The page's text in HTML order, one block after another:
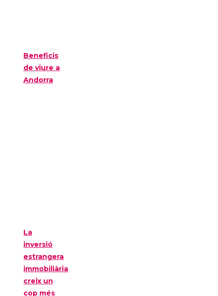
Beneficis
de viure a
Andorra
La
inversió
estrangera
immobiliària
creix un
cop més